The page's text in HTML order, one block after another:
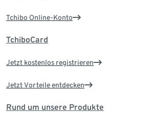
Tchibo Online-Konto
TchiboCard
Jetzt kostenlos registrieren
Jetzt Vorteile entdecken
Rund um unsere Produkte